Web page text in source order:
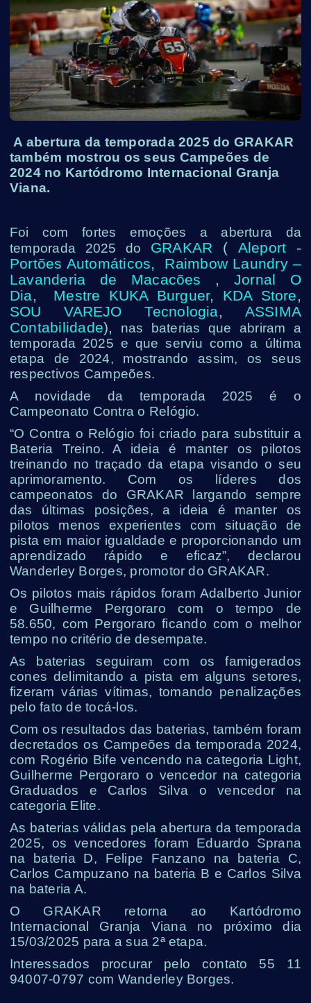
A abertura da temporada 2025 do GRAKAR
também mostrou os seus Campeões de
2024 no Kartódromo Internacional Granja
Viana.
Foi com fortes emoções a abertura da
temporada 2025 do GRAKAR ( Aleport -
Portões Automáticos,
Raimbow Laundry –
Lavanderia de Macacões , Jornal O
Dia, Mestre KUKA Burguer, KDA Store,
SOU VAREJO Tecnologia, ASSIMA
Contabilidade),
nas baterias que abriram a
temporada 2025 e que serviu como a última
etapa de 2024, mostrando assim, os seus
respectivos Campeões.
A novidade da temporada 2025 é o
Campeonato Contra o Relógio.
“O Contra o Relógio foi criado para substituir a
Bateria Treino. A ideia é manter os pilotos
treinando no traçado da etapa visando o seu
aprimoramento. Com os líderes dos
campeonatos do GRAKAR largando sempre
das últimas posições, a ideia é manter os
pilotos menos experientes com situação de
pista em maior igualdade e proporcionando um
aprendizado rápido e eficaz”, declarou
Wanderley Borges, promotor do GRAKAR.
Os pilotos mais rápidos foram Adalberto Junior
e Guilherme Pergoraro com o tempo de
58.650, com Pergoraro ficando com o melhor
tempo no critério de desempate.
As baterias seguiram com os famigerados
cones delimitando a pista em alguns setores,
fizeram várias vítimas, tomando penalizações
pelo fato de tocá-los.
Com os resultados das baterias, também foram
decretados os Campeões da temporada 2024,
com Rogério Bife vencendo na categoria Light,
Guilherme Pergoraro o vencedor na categoria
Graduados e Carlos Silva o vencedor na
categoria Elite.
As baterias válidas pela abertura da temporada
2025, os vencedores foram Eduardo Sprana
na bateria D, Felipe Fanzano na bateria C,
Carlos Campuzano na bateria B e Carlos Silva
na bateria A.
O GRAKAR retorna ao Kartódromo
Internacional Granja Viana no próximo dia
15/03/2025 para a sua 2ª etapa.
Interessados procurar pelo contato 55 11
94007-0797 com Wanderley Borges.